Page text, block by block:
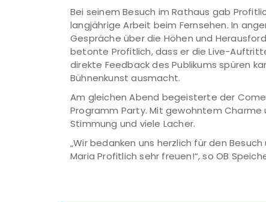
Bei seinem Besuch im Rathaus gab
langjährige Arbeit beim Fernsehen. In
Gespräche über die Höhen und
betonte Profitlich, dass er die Live-
direkte Feedback des Publikums spüren
Bühnenkunst ausmacht.
Am gleichen Abend begeisterte der
Programm Party. Mit gewohntem
Stimmung und viele Lacher.
„Wir bedanken uns herzlich für den
Maria Profitlich sehr freuen!“, so OB